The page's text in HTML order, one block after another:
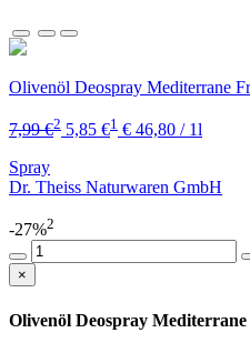
Olivenöl Deospray Mediterrane
7,99 €2 5,85 €1 € 46,80 / 1l
Spray
Dr. Theiss Naturwaren GmbH
-27%2
×
Olivenöl Deospray Mediterrane